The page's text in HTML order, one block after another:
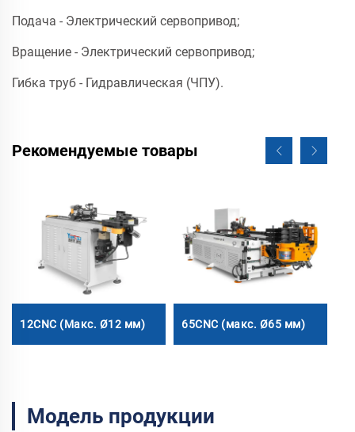
Подача - Электрический сервопривод;
Вращение - Электрический сервопривод;
Гибка труб - Гидравлическая (ЧПУ).
Рекомендуемые товары
12CNC (Макс. Ø12 мм) 65CNC (макс. Ø65 мм)
Модель продукции